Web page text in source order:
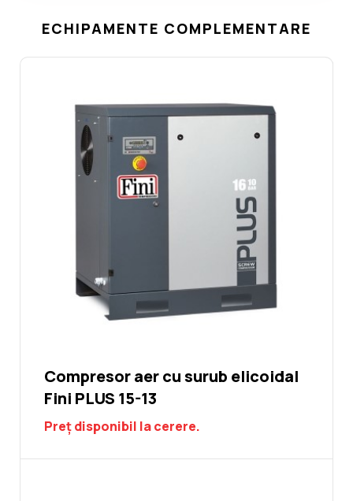
ECHIPAMENTE COMPLEMENTARE
Compresor aer cu surub elicoidal
Fini PLUS 15-13
Preț disponibil la cerere.